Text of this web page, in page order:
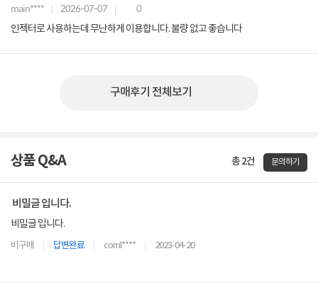
main**** 2026-07-07 0
인젝터로 사용하는데 무난하게 이용합니다. 불량 없고 좋습니다
구매후기 전체보기
상품 Q&A 총 2건 문의하기
비밀글 입니다.
비밀글 입니다.
비구매 답변완료 coml**** 2023-04-20